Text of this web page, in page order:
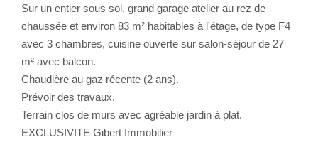
CONTACT
Sur un entier sous sol, grand garage atelier au rez de
chaussée et environ 83 m² habitables à l'étage, de type F4
avec 3 chambres, cuisine ouverte sur salon-séjour de 27
m² avec balcon.
Chaudière au gaz récente (2 ans).
Prévoir des travaux.
Terrain clos de murs avec agréable jardin à plat.
EXCLUSIVITE Gibert Immobilier